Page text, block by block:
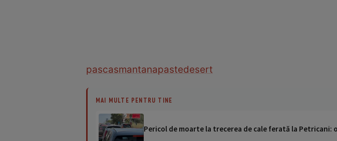
pascasmantanapastedesert
MAI MULTE PENTRU TINE
Pericol de moarte la trecerea de cale ferată la